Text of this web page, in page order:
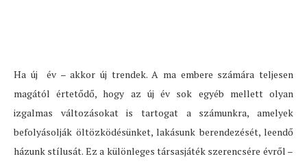
Ha új év – akkor új trendek. A ma embere számára teljesen
magától értetődő, hogy az új év sok egyéb mellett olyan
izgalmas változásokat is tartogat a számunkra, amelyek
befolyásolják öltözködésünket, lakásunk berendezését, leendő
házunk stílusát. Ez a különleges társasjáték szerencsére évről –